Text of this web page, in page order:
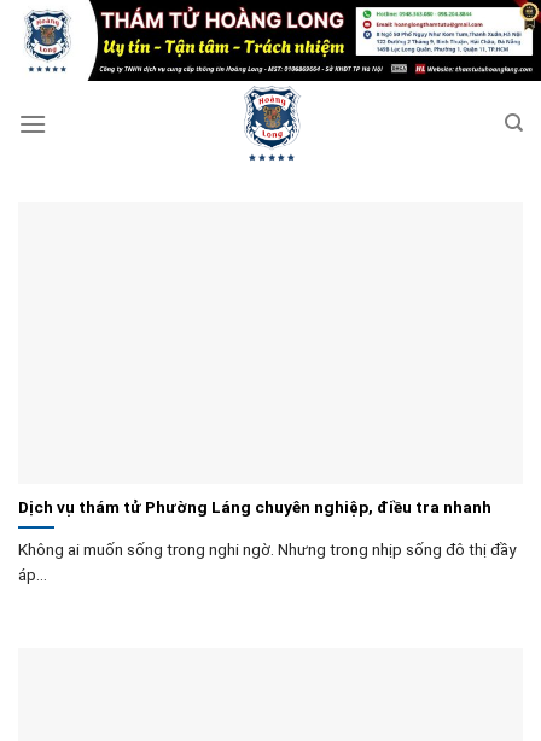
qua
Dịch vụ thám tử Phường Láng chuyên nghiệp, điều tra nhanh
Không ai muốn sống trong nghi ngờ. Nhưng trong nhịp sống đô thị đầy
áp...